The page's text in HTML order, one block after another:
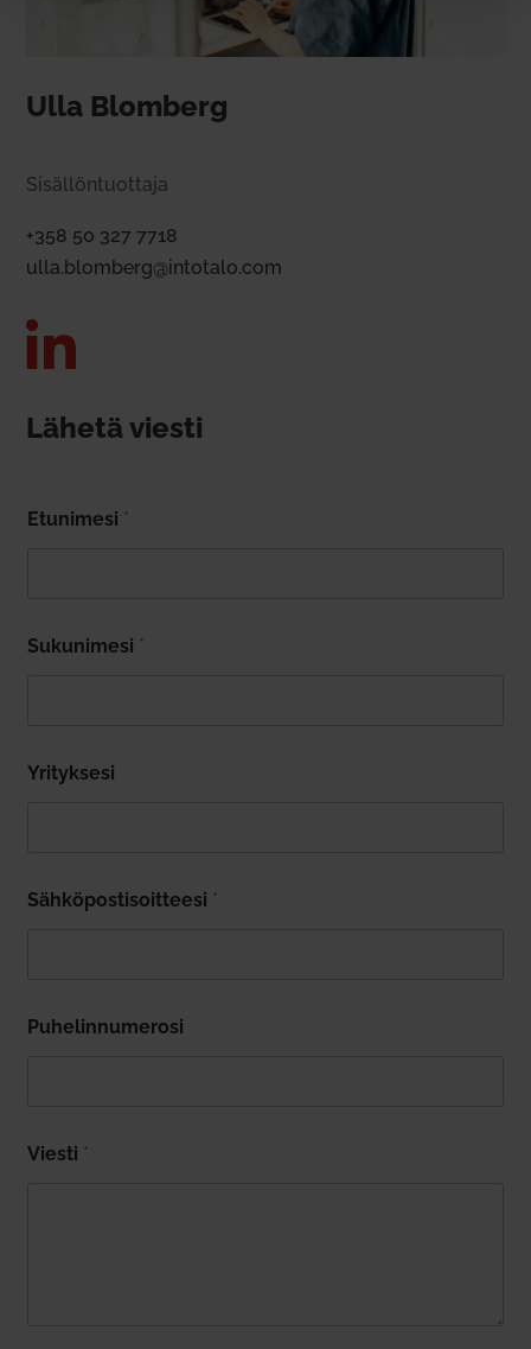
Ulla Blomberg
Sisäl­lön­tuottaja
+358 50 327 7718
ulla.blomberg@intotalo.com

Lähetä viesti
Etu­nimesi *
Suku­nimesi *
Yri­tyksesi
Säh­kö­pos­ti­soit­teesi *
Puhe­lin­nu­merosi
Viesti *